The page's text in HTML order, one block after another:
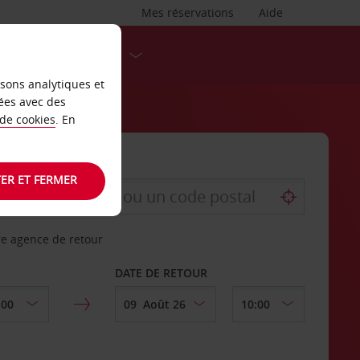
Aide
Mes réservations
agence de retour
DATE DE RETOUR
analytiques et
avec des
cookies. En
ET FERMER